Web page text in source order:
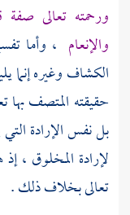
ورحمته تعالى صفة
والإنعام ، وأما
الكشاف وغيره إنما
حقيقته المتصف بها
بل نفس الإرادة
لإرادة المخلوق ،
تعالى بخلاف ذلك .